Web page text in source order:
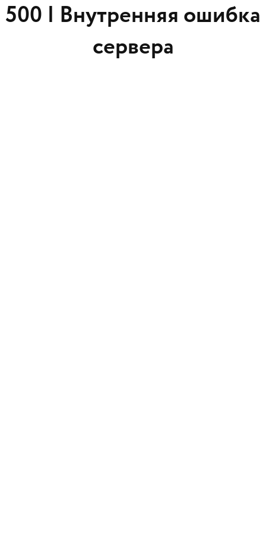
500 | Внутренняя ошибка
сервера